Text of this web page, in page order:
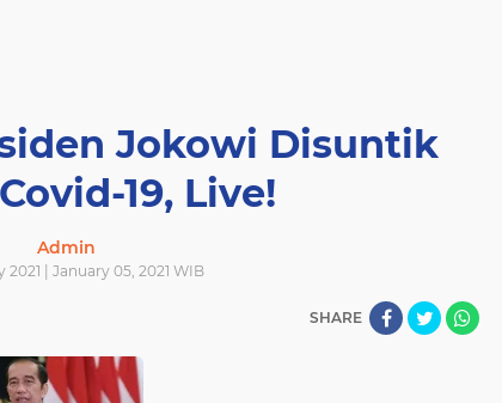
Jokowi Disuntik
19, Live!
Admin
2021 | January 05, 2021 WIB
SHARE